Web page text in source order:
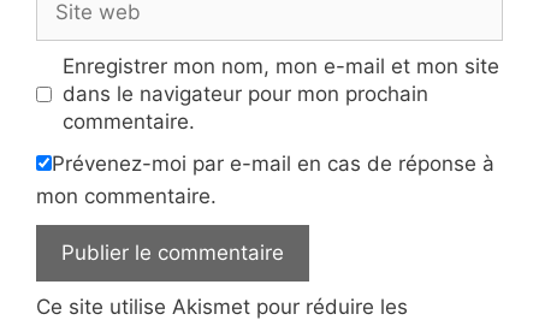
web
Enregistrer mon nom, mon e-mail et mon site
dans le navigateur pour mon prochain
commentaire.
Prévenez-moi par e-mail en cas de réponse à
mon commentaire.
Ce site utilise Akismet pour réduire les